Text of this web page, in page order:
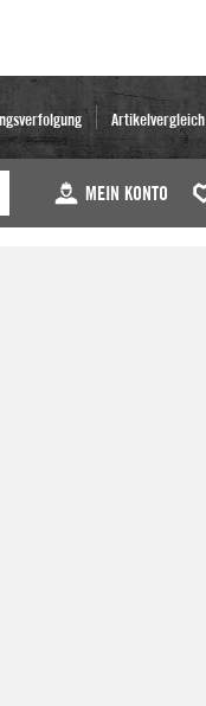
Artikelvergleich
MEIN KONTO